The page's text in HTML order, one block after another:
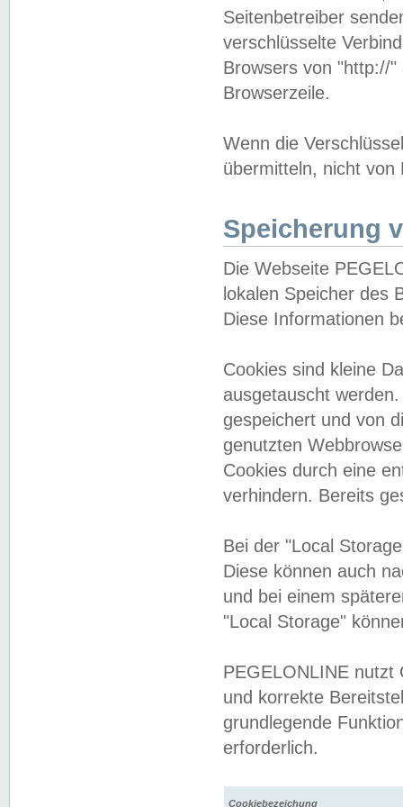
Seitenbetreiber
verschlüsselte
Browsers von "http://
Browserzeile.
Wenn die
übermitteln, nicht von
Speicherung
Die Webseite
lokalen Speicher des
Diese Informationen
Cookies sind kleine
ausgetauscht
gespeichert und von
genutzten
Cookies durch eine
verhindern. Bereits
Bei der "Local
Diese können auch
und bei einem
"Local Storage"
PEGELONLINE nutzt
und korrekte
grundlegende
erforderlich.
Cookiebezeichung